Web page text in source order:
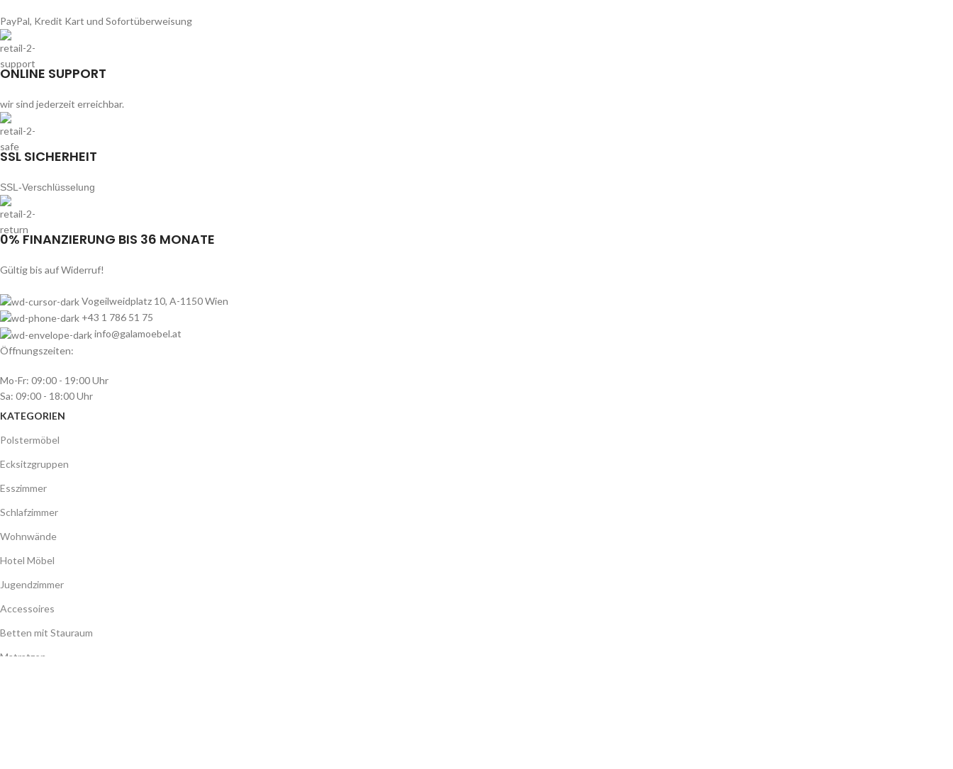
PayPal, Kredit Kart und Sofortüberweisung
ONLINE SUPPORT
wir sind jederzeit erreichbar.
SSL SICHERHEIT
SSL-Verschlüsselung
0% FINANZIERUNG BIS 36 MONATE
Gültig bis auf Widerruf!
Vogeilweidplatz 10, A-1150 Wien
+43 1 786 51 75
info@galamoebel.at
Öffnungszeiten:
Mo-Fr: 09:00 - 19:00 Uhr
Sa: 09:00 - 18:00 Uhr
KATEGORIEN
Polstermöbel
Ecksitzgruppen
Esszimmer
Schlafzimmer
Wohnwände
Hotel Möbel
Jugendzimmer
Accessoires
Betten mit Stauraum
Matratzen